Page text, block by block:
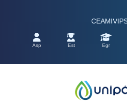
CEAMIV
Aspirantes Estudiantes Egresados